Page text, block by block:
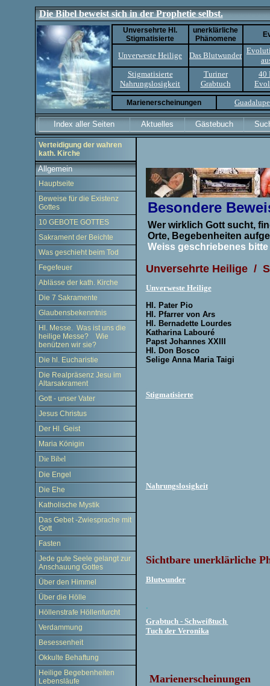
Die Bibel beweist sich in der Prophetie selbst.
Unversehrte Hl.
Stigmatisierte
unerklärliche
Phänomene
Unverweste Heilige Das Blutwunder
Stigmatisierte
Nahrungslosigkeit
Turiner
Grabtuch
40
Marienerscheinungen Guadalupe
Index aller Seiten Aktuelles Gästebuch
Verteidigung der wahren
kath. Kirche
Allgemein
Hauptseite
Beweise für die Existenz
Gottes
10 GEBOTE GOTTES
Sakrament der Beichte
Was geschieht beim Tod
Fegefeuer
Ablässe der kath. Kirche
Die 7 Sakramente
Glaubensbekenntnis
Hl. Messe. Was ist uns die
heilige Messe? Wie
benützen wir sie?
Die hl. Eucharistie
Die Realpräsenz Jesu im
Altarsakrament
Gott - unser Vater
Jesus Christus
Der Hl. Geist
Maria Königin
Die Bibel
Die Engel
Die Ehe
Katholische Mystik
Das Gebet -Zwiesprache mit
Gott
Fasten
Jede gute Seele gelangt zur
Anschauung Gottes
Über den Himmel
Über die Hölle
Höllenstrafe Höllenfurcht
Verdammung
Besessenheit
Okkulte Behaftung
Heilige Begebenheiten
Lebensläufe
Besondere
Wer wirklich Gott sucht,
Orte, Begebenheiten
Weiss geschriebenes
Unversehrte Heilige /
Unverweste Heilige
Hl. Pater Pio
Hl. Pfarrer von Ars
Hl. Bernadette Lourdes
Katharina Labouré
Papst Johannes XXIII
Hl. Don Bosco
Selige Anna Maria Taigi
Stigmatisierte
Nahrungslosigkeit
Sichtbare unerklärliche
Blutwunder
.
Grabtuch - Schweißtuch
Tuch der Veronika
Marienerscheinungen